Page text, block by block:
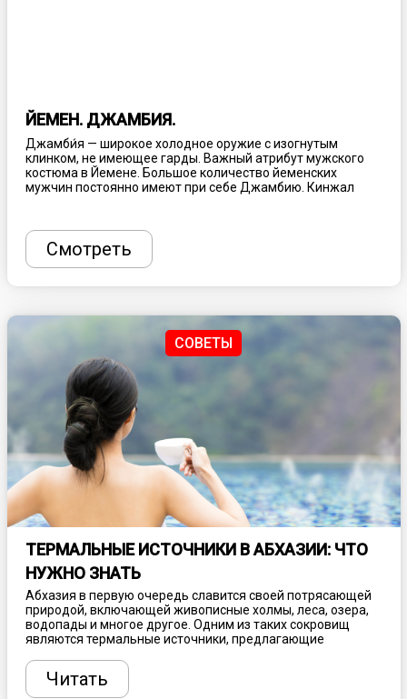
ЙЕМЕН. ДЖАМБИЯ.
Джамби́я — широкое холодное оружие с изогнутым
клинком, не имеющее гарды. Важный атрибут мужского
костюма в Йемене. Большое количество йеменских
мужчин постоянно имеют при себе Джамбию. Кинжал
специализированный пояс сбоку отчего и пошло его
название, которое переводится как «бок, сторона».
Смотреть
СОВЕТЫ
ТЕРМАЛЬНЫЕ ИСТОЧНИКИ В АБХАЗИИ: ЧТО
НУЖНО ЗНАТЬ
Абхазия в первую очередь славится своей потрясающей
природой, включающей живописные холмы, леса, озера,
водопады и многое другое. Одним из таких сокровищ
являются термальные источники, предлагающие
целебными свойствами. Посещение таких мест
способствует общему оздоровлению, однако
Читать